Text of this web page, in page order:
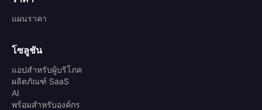
แผนราคา
โซลูชัน
แอปสำหรับผู้บริโภค
ผลิตภัณฑ์ SaaS
AI
พร้อมสำหรับองค์กร